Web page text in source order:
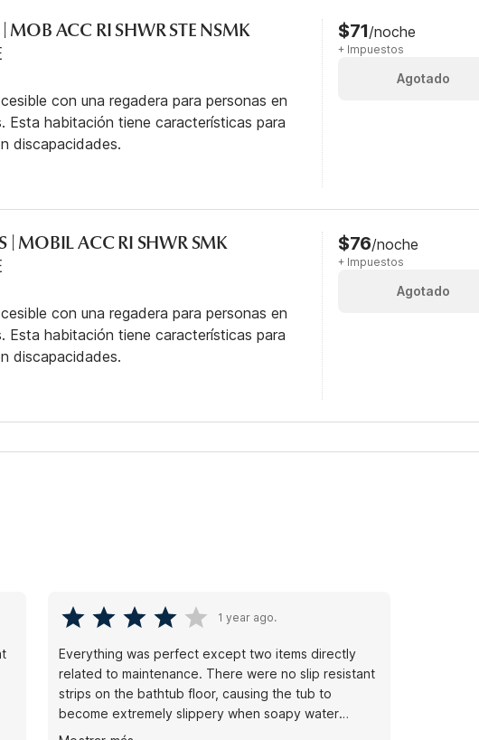
MOB ACC RI SHWR STE NSMK
con una regadera para personas en
Esta habitación tiene características para
discapacidades.
$71/noche
+ Impuestos
Agotado
| MOBIL ACC RI SHWR SMK
con una regadera para personas en
Esta habitación tiene características para
discapacidades.
$76/noche
+ Impuestos
Agotado
1 year ago.
Everything was perfect except two items directly
related to maintenance. There were no slip resistant
strips on the bathtub floor, causing the tub to
become extremely slippery when soapy water
covers it. The door to the room had a gap that